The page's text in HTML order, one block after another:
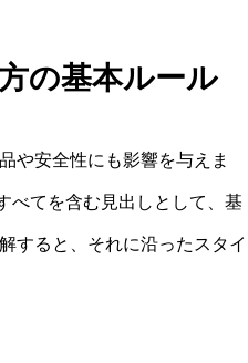
の基本ルール
や安全性にも影響を与えま
べてを含む見出しとして、基
すると、それに沿ったスタイ